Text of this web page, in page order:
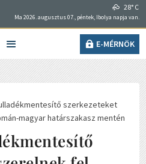
28° C
Ma 2026. augusztus 07., péntek, Ibolya napja van.
E-MÉRNÖK
szerkezeteket
magyar határszakasz mentén